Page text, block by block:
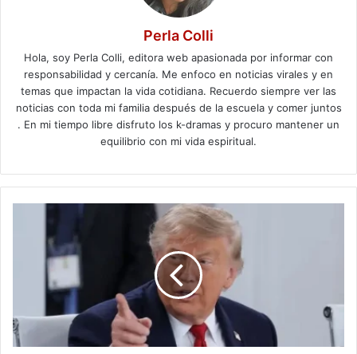
Perla Colli
Hola, soy Perla Colli, editora web apasionada por informar con
responsabilidad y cercanía. Me enfoco en noticias virales y en
temas que impactan la vida cotidiana. Recuerdo siempre ver las
noticias con toda mi familia después de la escuela y comer juntos
. En mi tiempo libre disfruto los k-dramas y procuro mantener un
equilibrio con mi vida espiritual.
comentario
frente
a